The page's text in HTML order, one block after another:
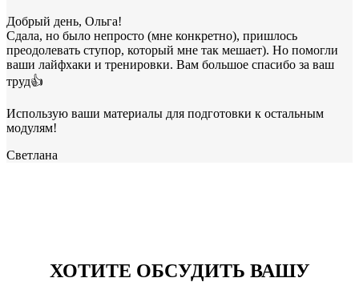
Добрый день, Ольга!
Сдала, но было непросто (мне конкретно), пришлось
преодолевать ступор, который мне так мешает). Но помогли
ваши лайфхаки и тренировки. Вам большое спасибо за ваш
труд👍
Использую ваши материалы для подготовки к остальным
модулям!
Светлана
ХОТИТЕ ОБСУДИТЬ ВАШУ